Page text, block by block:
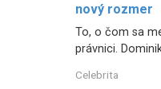
nový rozmer
To, o čom sa
právnici.
Celebrita